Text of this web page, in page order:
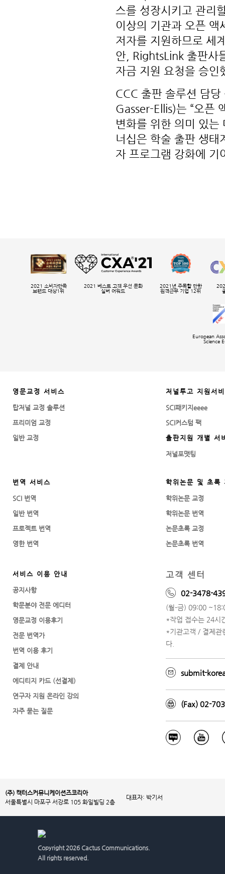
스를 성장시키고 관리
이상의 기관과 오픈
저자를 지원하므로 세
안, RightsLink 출판사
자금 지원 요청을 승인
CCC 출판 솔루션 담
Gasser-Ellis)는 “오픈
변화를 위한 의미 있는
너십은 학술 출판 생태
자 프로그램 강화에 기
2021 소비자만족
브랜드 대상1위
2021 베스트 고객 우선 문화
실버 어워드
2021년 주목할 만한
원격근무 기업 12위
European
Science
영문교정 서비스
탑저널 교정 솔루션
프리미엄 교정
일반 교정
번역 서비스
SCI 번역
일반 번역
프로젝트 번역
영한 번역
저널투고 지원서
SCI패키지eeee
SCI커스텀 팩
출판지원 개별 서
저널포맷팅
학위논문 및 초록
학위논문 교정
학위논문 번역
논문초록 교정
논문초록 번역
서비스 이용 안내
공지사항
학문분야 전문 에디터
영문교정 이용후기
전문 번역가
번역 이용 후기
결제 안내
에디티지 카드 (선결제)
연구자 지원 온라인 강의
자주 묻는 질문
고객 센터
02-3478-
(월-금) 09:00
*작업 접수는 24시
*기관고객 / 결제관
다.
submit-
(Fax) 02-
(주) 캑터스커뮤니케이션즈코리아
서울특별시 마포구 서강로 105 화일빌딩 2층
대표자: 박기서
Copyright 2026 Cactus Communications.
All rights reserved.